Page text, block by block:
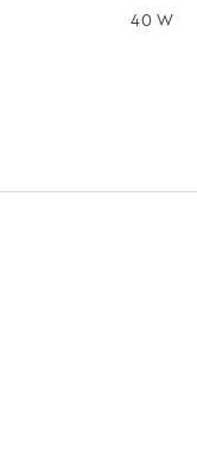
40 W